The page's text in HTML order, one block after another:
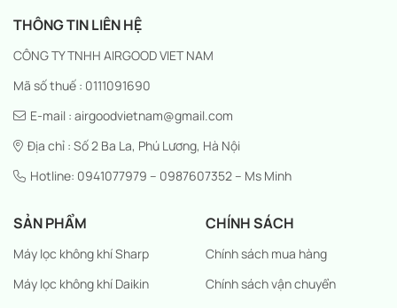
THÔNG TIN LIÊN HỆ
CÔNG TY TNHH AIRGOOD VIET NAM
Mã số thuế : 0111091690
E-mail : airgoodvietnam@gmail.com
Địa chỉ : Số 2 Ba La, Phú Lương, Hà Nội
Hotline: 0941077979 – 0987607352 – Ms Minh
SẢN PHẨM
Máy lọc không khí Sharp
Máy lọc không khí Daikin
CHÍNH SÁCH
Chính sách mua hàng
Chính sách vận chuyển